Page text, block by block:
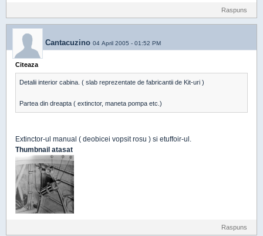
Raspuns
Cantacuzino 04 April 2005 - 01:52 PM
Citeaza
Detalii interior cabina. ( slab reprezentate de fabricantii de Kit-uri )
Partea din dreapta ( extinctor, maneta pompa etc.)
Extinctor-ul manual ( deobicei vopsit rosu ) si etuffoir-ul.
Thumbnail atasat
Raspuns